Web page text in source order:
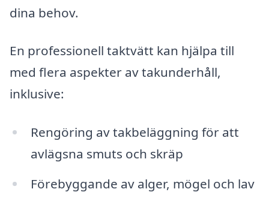
dina behov.
En professionell taktvätt kan hjälpa till
med flera aspekter av takunderhåll,
inklusive:
Rengöring av takbeläggning för att
avlägsna smuts och skräp
Förebyggande av alger, mögel och lav